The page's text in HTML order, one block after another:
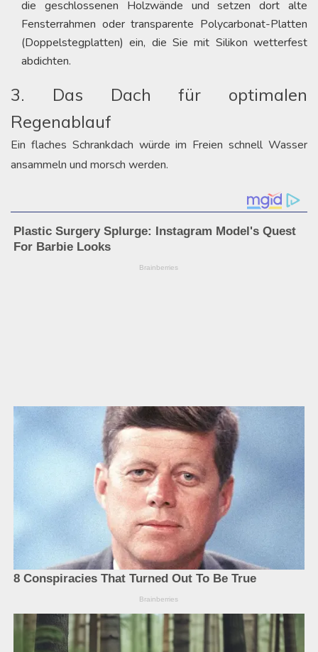
die geschlossenen Holzwände und setzen dort alte
Fensterrahmen oder transparente Polycarbonat-Platten
(Doppelstegplatten) ein, die Sie mit Silikon wetterfest
abdichten.
3. Das Dach für optimalen
Regenablauf
Ein flaches Schrankdach würde im Freien schnell Wasser
ansammeln und morsch werden.